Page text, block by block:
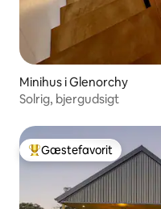
Minihus i Glenorchy
Solrig, bjergudsigt
Bedste gæstefavorit
Gæstefavorit